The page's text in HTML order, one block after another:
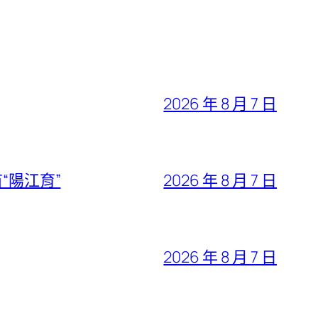
2026 年 8 月 7 日
陽江育” 2026 年 8 月 7 日
2026 年 8 月 7 日